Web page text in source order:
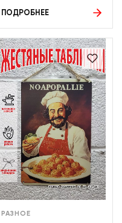
ПОДРОБНЕЕ
РАЗНОЕ